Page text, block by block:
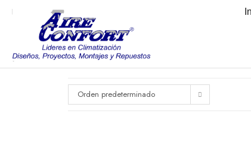
Orden predeterminado